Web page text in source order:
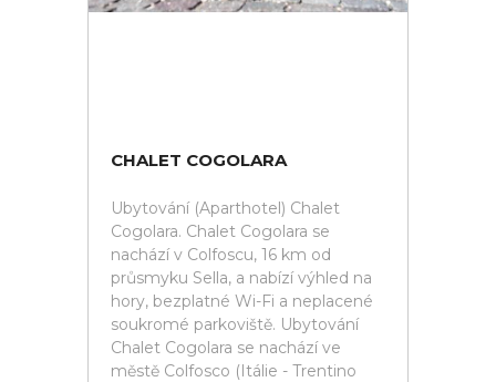
CHALET COGOLARA
Ubytování (Aparthotel) Chalet
Cogolara. Chalet Cogolara se
nachází v Colfoscu, 16 km od
průsmyku Sella, a nabízí výhled na
hory, bezplatné Wi-Fi a neplacené
soukromé parkoviště. Ubytování
Chalet Cogolara se nachází ve
městě Colfosco (Itálie - Trentino